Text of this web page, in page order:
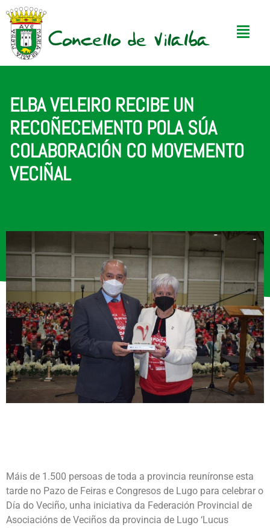
ELBA VELEIRO RECIBE UN
RECOÑECEMENTO POLA SÚA
COLABORACIÓN CO MOVEMENTO
VECIÑAL
Máis de 1.500 persoas de toda a provincia reuníronse esta
tarde no Pazo de Feiras e Congresos de Lugo para celebrar o
Día do Veciño, unha iniciativa da Federación Provincial de
Asociacións de Veciños da provincia de Lugo ‘Lucus